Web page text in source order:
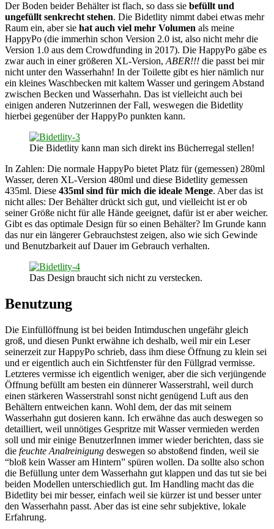
Der Boden beider Behälter ist flach, so dass sie befüllt und
ungefüllt senkrecht stehen. Die Bidetlity nimmt dabei etwas mehr
Raum ein, aber sie hat auch viel mehr Volumen als meine
HappyPo (die immerhin schon Version 2.0 ist, also nicht mehr die
Version 1.0 aus dem Crowdfunding in 2017). Die HappyPo gäbe es
zwar auch in einer größeren XL-Version, ABER!!! die passt bei mir
nicht unter den Wasserhahn! In der Toilette gibt es hier nämlich nur
ein kleines Waschbecken mit kaltem Wasser und geringem Abstand
zwischen Becken und Wasserhahn. Das ist vielleicht auch bei
einigen anderen Nutzerinnen der Fall, weswegen die Bidetlity
hierbei gegenüber der HappyPo punkten kann.
Die Bidetlity kann man sich direkt ins Bücherregal stellen!
In Zahlen: Die normale HappyPo bietet Platz für (gemessen) 280ml
Wasser, deren XL-Version 480ml und diese Bidetlity gemessen
435ml. Diese 435ml sind für mich die ideale Menge. Aber das ist
nicht alles: Der Behälter drückt sich gut, und vielleicht ist er ob
seiner Größe nicht für alle Hände geeignet, dafür ist er aber weicher.
Gibt es das optimale Design für so einen Behälter? Im Grunde kann
das nur ein längerer Gebrauchstest zeigen, also wie sich Gewinde
und Benutzbarkeit auf Dauer im Gebrauch verhalten.
Das Design braucht sich nicht zu verstecken.
Benutzung
Die Einfüllöffnung ist bei beiden Intimduschen ungefähr gleich
groß, und diesen Punkt erwähne ich deshalb, weil mir ein Leser
seinerzeit zur HappyPo schrieb, dass ihm diese Öffnung zu klein sei
und er eigentlich auch ein Sichtfenster für den Füllgrad vermisse.
Letzteres vermisse ich eigentlich weniger, aber die sich verjüngende
Öffnung befüllt am besten ein dünnerer Wasserstrahl, weil durch
einen stärkeren Wasserstrahl sonst nicht genügend Luft aus den
Behältern entweichen kann. Wohl dem, der das mit seinem
Wasserhahn gut dosieren kann. Ich erwähne das auch deswegen so
detailliert, weil unnötiges Gespritze mit Wasser vermieden werden
soll und mir einige BenutzerInnen immer wieder berichten, dass sie
die feuchte Analreinigung deswegen so abstoßend finden, weil sie
“bloß kein Wasser am Hintern” spüren wollen. Da sollte also schon
die Befüllung unter dem Wasserhahn gut klappen und das tut sie bei
beiden Modellen unterschiedlich gut. Im Handling macht das die
Bidetlity bei mir besser, einfach weil sie kürzer ist und besser unter
den Wasserhahn passt. Aber das ist eine sehr subjektive, lokale
Erfahrung.